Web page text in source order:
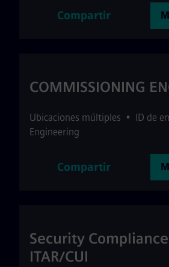
Compartir
COMMISSIONING
Ubicaciones múltiples • ID de
Engineering
Compartir
Security
ITAR/CUI